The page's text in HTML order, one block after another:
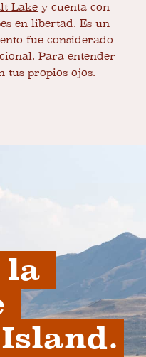
Lake y cuenta con
en libertad. Es un
fue considerado
Para entender
tus propios ojos.
la